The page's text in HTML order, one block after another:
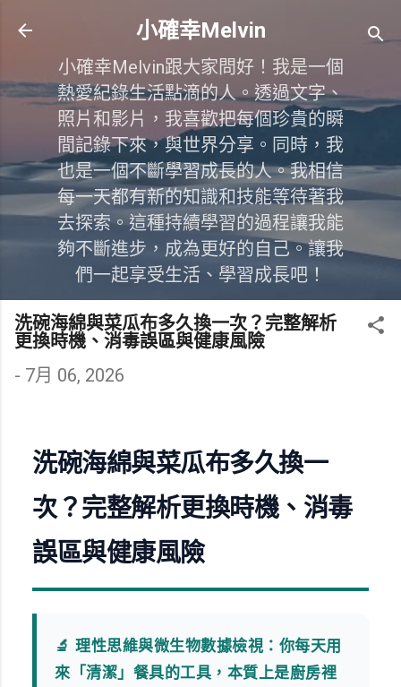
跳到主要內容
小確幸Melvin
小確幸Melvin跟大家問好！我是一個
熱愛紀錄生活點滴的人。透過文字、
照片和影片，我喜歡把每個珍貴的瞬
間記錄下來，與世界分享。同時，我
也是一個不斷學習成長的人。我相信
每一天都有新的知識和技能等待著我
去探索。這種持續學習的過程讓我能
夠不斷進步，成為更好的自己。讓我
們一起享受生活、學習成長吧！
洗碗海綿與菜瓜布多久換一次？完整解析
更換時機、消毒誤區與健康風險
- 7月 06, 2026
洗碗海綿與菜瓜布多久換一
次？完整解析更換時機、消毒
誤區與健康風險
🔬 理性思維與微生物數據檢視：你每天用
來「清潔」餐具的工具，本質上是廚房裡